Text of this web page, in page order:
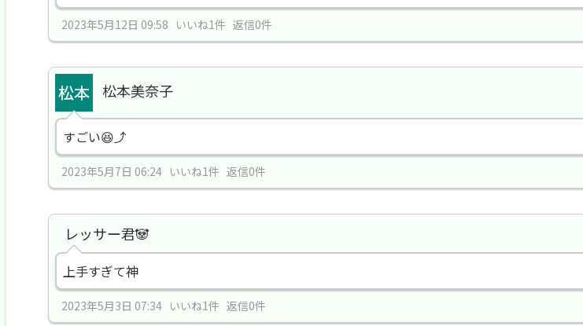
2023年5月12日 09:58 いいね1件 返信0件
松本美奈子
すごい😆⤴️
2023年5月7日 06:24 いいね1件 返信0件
レッサー君🐼
上手すぎて神
2023年5月3日 07:34 いいね1件 返信0件